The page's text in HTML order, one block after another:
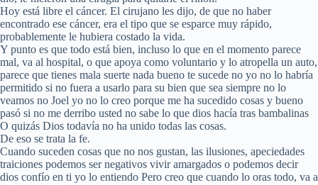
Hoy está libre el cáncer. El cirujano les dijo, de que no haber
encontrado ese cáncer, era el tipo que se esparce muy rápido,
probablemente le hubiera costado la vida.
Y punto es que todo está bien, incluso lo que en el momento parece
mal, va al hospital, o que apoya como voluntario y lo atropella un auto,
parece que tienes mala suerte nada bueno te sucede no yo no lo habría
permitido si no fuera a usarlo para su bien que sea siempre no lo
veamos no Joel yo no lo creo porque me ha sucedido cosas y bueno
pasó si no me derribo usted no sabe lo que dios hacía tras bambalinas
O quizás Dios todavía no ha unido todas las cosas.
De eso se trata la fe.
Cuando suceden cosas que no nos gustan, las ilusiones, apeciedades
traiciones podemos ser negativos vivir amargados o podemos decir
dios confío en ti yo lo entiendo Pero creo que cuando lo oras todo, va a